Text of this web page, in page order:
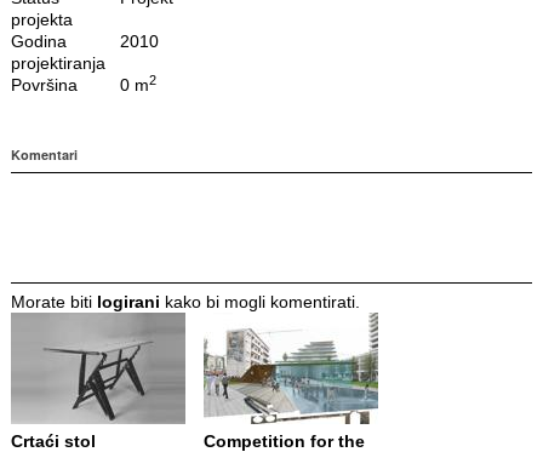
projekta
Godina
projektiranja
2010
Površina 0 m2
Komentari
Morate biti logirani kako bi mogli komentirati.
Crtaći stol
Competition for the